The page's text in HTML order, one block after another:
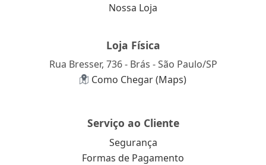
Nossa Loja
Loja Física
Rua Bresser, 736 - Brás - São Paulo/SP
Como Chegar (Maps)
Serviço ao Cliente
Segurança
Formas de Pagamento